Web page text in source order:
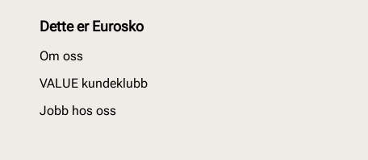
Dette er Eurosko
Om oss
VALUE kundeklubb
Jobb hos oss